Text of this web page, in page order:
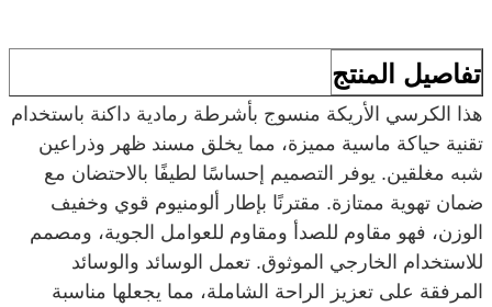
تفاصيل المنتج
هذا الكرسي الأريكة منسوج بأشرطة رمادية داكنة باستخدام
تقنية حياكة ماسية مميزة، مما يخلق مسند ظهر وذراعين
شبه مغلقين. يوفر التصميم إحساسًا لطيفًا بالاحتضان مع
ضمان تهوية ممتازة. مقترنًا بإطار ألومنيوم قوي وخفيف
الوزن، فهو مقاوم للصدأ ومقاوم للعوامل الجوية، ومصمم
للاستخدام الخارجي الموثوق. تعمل الوسائد والوسائد
المرفقة على تعزيز الراحة الشاملة، مما يجعلها مناسبة